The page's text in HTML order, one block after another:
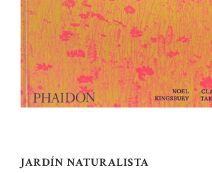
JARDÍN NATURALISTA